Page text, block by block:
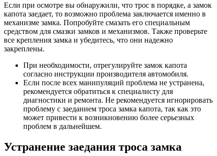
Если при осмотре вы обнаружили, что трос в порядке, а замок
капота заедает, то возможно проблема заключается именно в
механизме замка. Попробуйте смазать его специальным
средством для смазки замков и механизмов. Также проверьте
все крепления замка и убедитесь, что они надежно
закреплены.
При необходимости, отрегулируйте замок капота
согласно инструкции производителя автомобиля.
Если после всех манипуляций проблема не устранена,
рекомендуется обратиться к специалисту для
диагностики и ремонта. Не рекомендуется игнорировать
проблему с заеданием троса замка капота, так как это
может привести к возникновению более серьезных
проблем в дальнейшем.
Устранение заедания троса замка